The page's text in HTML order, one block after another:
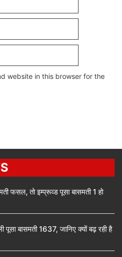
website in this browser for the
फसल, तो इम्प्रूव्ड पूसा बासमती 1 हो
पूसा बासमती 1637, जानिए क्यों बढ़ रही है